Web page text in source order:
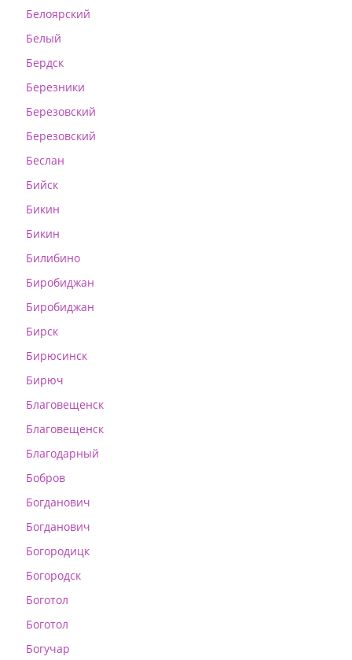
Белоярский
Белый
Бердск
Березники
Березовский
Березовский
Беслан
Бийск
Бикин
Бикин
Билибино
Биробиджан
Биробиджан
Бирск
Бирюсинск
Бирюч
Благовещенск
Благовещенск
Благодарный
Бобров
Богданович
Богданович
Богородицк
Богородск
Боготол
Боготол
Богучар